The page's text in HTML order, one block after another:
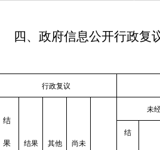
四、政府信息公开行政复
行政复议
结
果 结果 其他 尚未
未
结